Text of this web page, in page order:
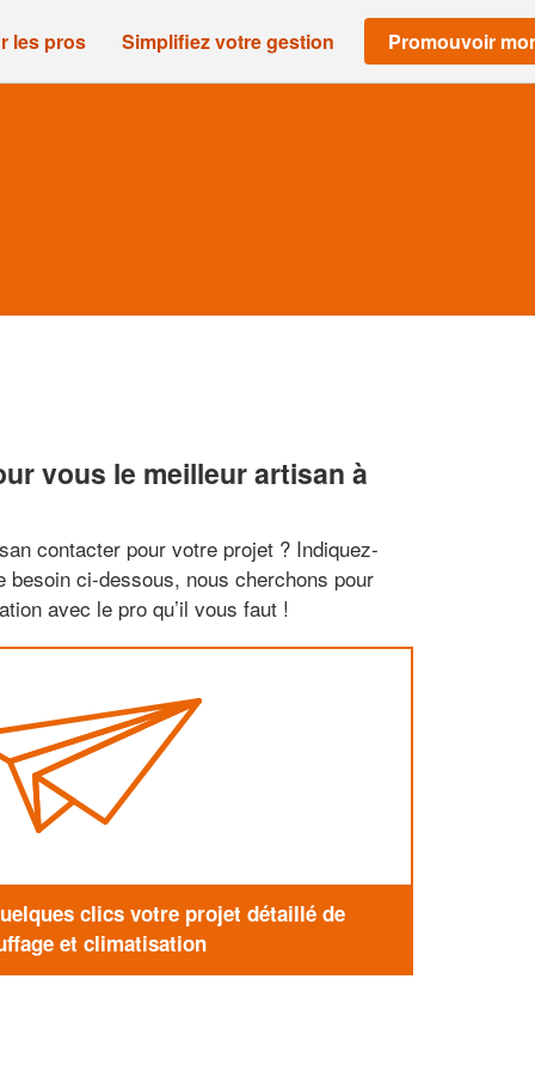
les pros Simplifiez votre gestion Promouvoir
vous le meilleur artisan à
contacter pour votre projet ? Indiquez-
besoin ci-dessous, nous cherchons pour
avec le pro qu’il vous faut !
clics votre projet détaillé de
et climatisation